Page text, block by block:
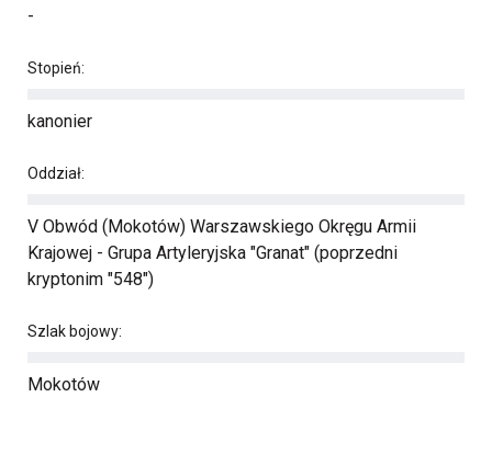
-
Stopień:
kanonier
Oddział:
V Obwód (Mokotów) Warszawskiego Okręgu Armii
Krajowej - Grupa Artyleryjska "Granat" (poprzedni
kryptonim "548")
Szlak bojowy:
Mokotów